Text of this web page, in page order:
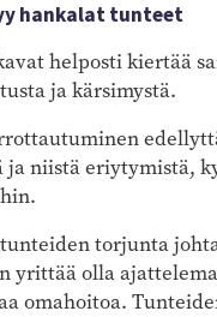
hankalat tunteet
helposti kiertää
ja kärsimystä.
niistä eriytymistä,
torjunta
yrittää olla
omahoitoa.